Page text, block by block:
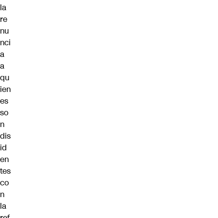
la
re
nu
nci
a
a
qu
ien
es
so
n
dis
id
en
tes
co
n
la